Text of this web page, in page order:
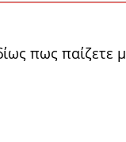
πως